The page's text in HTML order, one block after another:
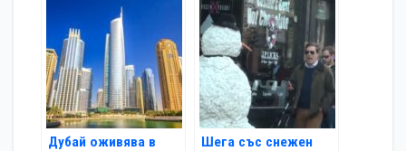
Shield
Дубай оживява в
Шега със снежен